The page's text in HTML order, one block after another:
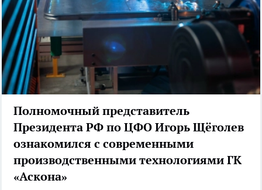
Полномочный представитель
Президента РФ по ЦФО Игорь Щёголев
ознакомился с современными
производственными технологиями ГК
«Аскона»